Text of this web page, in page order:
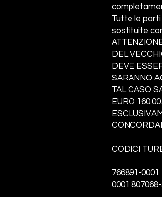
Tutte le
sostituite
DEL
DEVE
SARANNO
TAL CASO
EURO
CODICI
766891-0001
0001